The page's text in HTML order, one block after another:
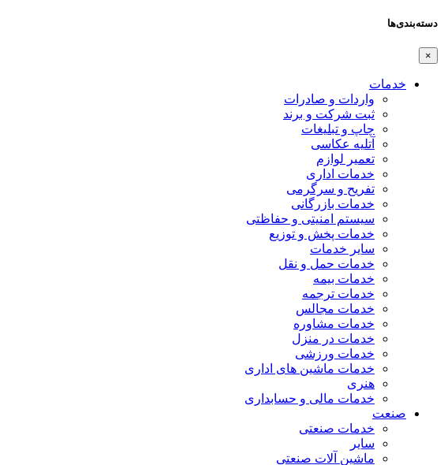
دسته‌بندی‌ها
×
خدمات
واردات و صادرات
ثبت شرکت و برند
چاپ و تبلیغات
آتلیه عکاسی
تعمیر لوازم
خدمات اداری
تفریح و سرگرمی
خدمات بازرگانی
سیستم امنیتی و حفاظتی
خدمات پخش و توزیع
سایر خدمات
خدمات حمل و نقل
خدمات بیمه
خدمات ترجمه
خدمات مجالس
خدمات مشاوره
خدمات در منزل
خدمات ورزشی
خدمات ماشین های اداری
هنری
خدمات مالی و حسابداری
صنعت
خدمات صنعتی
سایر
ماشین آلات صنعتی